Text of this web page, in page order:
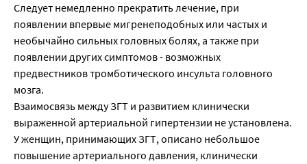
Следует немедленно прекратить лечение, при
появлении впервые мигренеподобных или частых и
необычайно сильных головных болях, а также при
появлении других симптомов - возможных
предвестников тромботического инсульта головного
мозга.
Взаимосвязь между ЗГТ и развитием клинически
выраженной артериальной гипертензии не установлена.
У женщин, принимающих ЗГТ, описано небольшое
повышение артериального давления, клинически